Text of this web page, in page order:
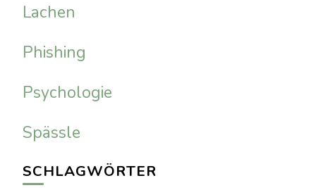
Lachen
Phishing
Psychologie
Spässle
SCHLAGWÖRTER